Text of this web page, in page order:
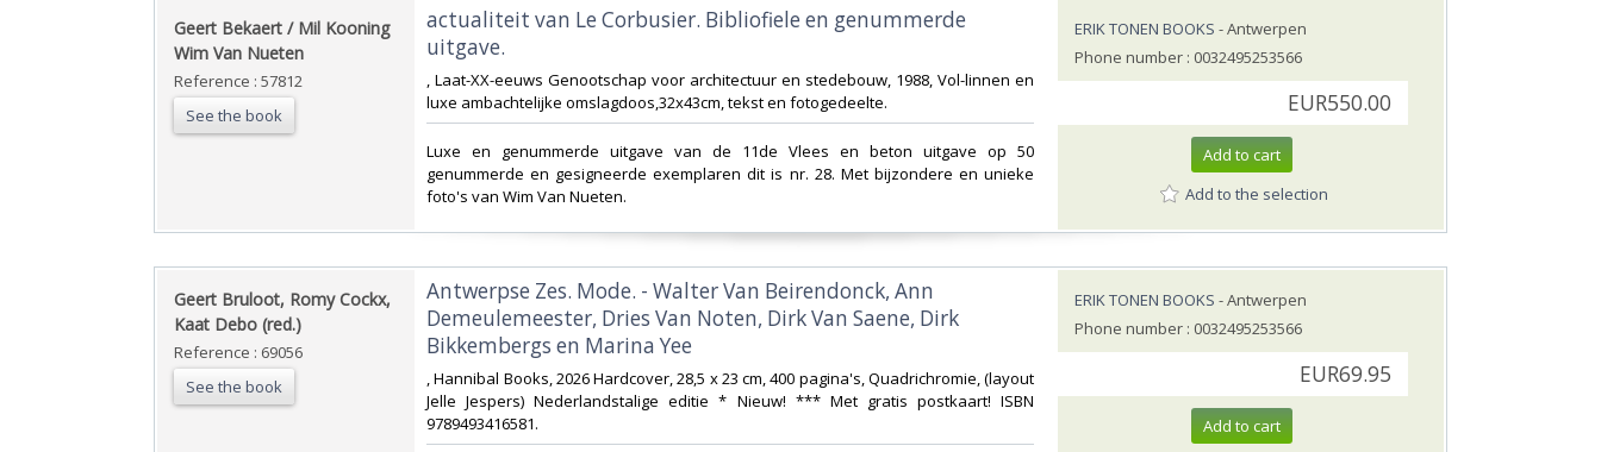
‎Geert Bekaert / Mil Kooning
Wim Van Nueten‎
Reference : 57812
See the book
‎actualiteit van Le Corbusier. Bibliofiele en genummerde
uitgave.‎
‎, Laat-XX-eeuws Genootschap voor architectuur en stedebouw, 1988, Vol-linnen en
luxe ambachtelijke omslagdoos,32x43cm, tekst en fotogedeelte.‎
‎Luxe en genummerde uitgave van de 11de Vlees en beton uitgave op 50
genummerde en gesigneerde exemplaren dit is nr. 28. Met bijzondere en unieke
foto's van Wim Van Nueten.‎
ERIK TONEN BOOKS - Antwerpen
Phone number : 0032495253566
EUR550.00
Add to cart
Add to the selection
‎Geert Bruloot, Romy Cockx,
Kaat Debo (red.)‎
Reference : 69056
See the book
‎Antwerpse Zes. Mode. - Walter Van Beirendonck, Ann
Demeulemeester, Dries Van Noten, Dirk Van Saene, Dirk
Bikkembergs en Marina Yee‎
‎, Hannibal Books, 2026 Hardcover, 28,5 x 23 cm, 400 pagina's, Quadrichromie, (layout
Jelle Jespers) Nederlandstalige editie * Nieuw! *** Met gratis postkaart! ISBN
9789493416581.‎
ERIK TONEN BOOKS - Antwerpen
Phone number : 0032495253566
EUR69.95
Add to cart